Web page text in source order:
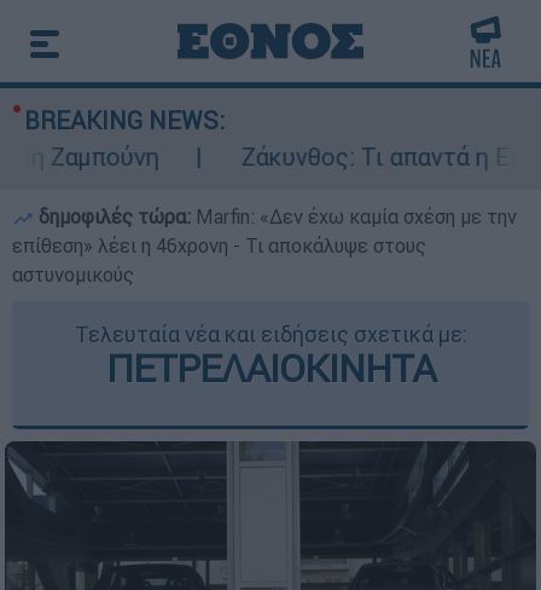
BREAKING NEWS:
Ζάκυνθος: Τι απαντά η ΕΛΑΣ για
δημοφιλές τώρα: Marfin: «Δεν έχω καμία σχέση με την
επίθεση» λέει η 46χρονη - Τι αποκάλυψε στους
αστυνομικούς
Τελευταία νέα και ειδήσεις σχετικά με:
ΠΕΤΡΕΛΑΙΟΚΙΝΗΤΑ